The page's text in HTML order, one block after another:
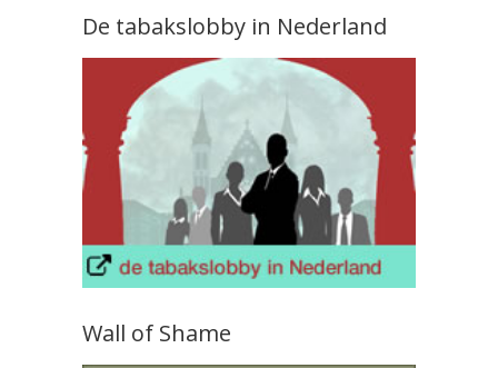
De tabakslobby in Nederland
Wall of Shame